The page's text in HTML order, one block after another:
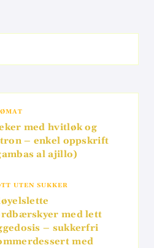
med hvitløk og
– enkel oppskrift
al ajillo)
UTEN SUKKER
med lett
– sukkerfri
med